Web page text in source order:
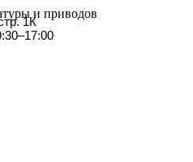
и приводов
1К